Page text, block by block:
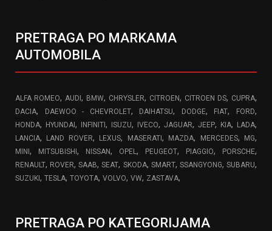
PRETRAGA PO MARKAMA
AUTOMOBILA
ALFA ROMEO, AUDI, BMW, CHRYSLER, CITROEN, CITROEN DS, CUPRA,
DACIA, DAEWOO - CHEVROLET, DAIHATSU, DODGE, FIAT, FORD,
HONDA, HYUNDAI, INFINITI, ISUZU, IVECO, JAGUAR, JEEP, KIA, LADA,
LANCIA, LAND ROVER, LEXUS, MASERATI, MAZDA, MERCEDES, MG,
MINI, MITSUBISHI, NISSAN, OPEL, PEUGEOT, PIAGGIO, PORSCHE,
RENAULT, ROVER,SAAB,SEAT, SKODA, SMART, SSANGYONG,SUBARU,
SUZUKI, TESLA, TOYOTA, VOLVO, VW, ZASTAVA,
PRETRAGA PO KATEGORIJAMA